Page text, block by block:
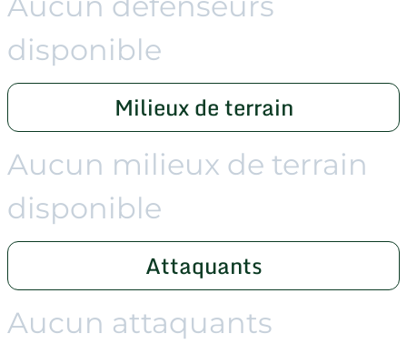
disponible
Milieux de terrain
Aucun milieux de terrain
disponible
Attaquants
Aucun attaquants